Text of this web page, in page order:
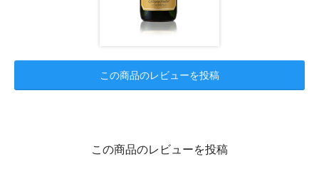
この商品のレビューを投稿
この商品のレビューを投稿